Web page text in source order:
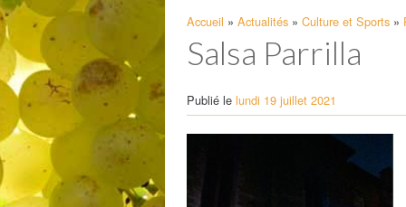
Pharmacies de garde
Accueil » Actualités » Culture et Sports »
Salsa Parrilla
Publié le lundi 19 juillet 2021